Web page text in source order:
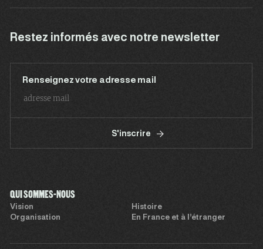
Restez informés avec notre newsletter
Renseignez votre adresse mail
S'inscrire
QUI SOMMES-NOUS
Vision
Histoire
Organisation
En France et à l’étranger